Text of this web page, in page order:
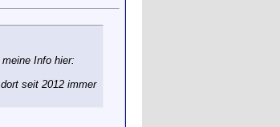
Info hier:
seit 2012 immer